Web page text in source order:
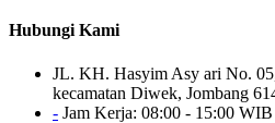
Hubungi Kami
JL. KH. Hasyim Asy ari No.
kecamatan Diwek, Jombang
- Jam Kerja: 08:00 - 15:00 WIB